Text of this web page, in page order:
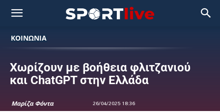
ΚΟΙΝΩΝΙΑ
Χωρίζουν με βοήθεια φλιτζανιού
και ChatGPT στην Ελλάδα
Μαρίζα Φόντα 26/04/2025 18:36